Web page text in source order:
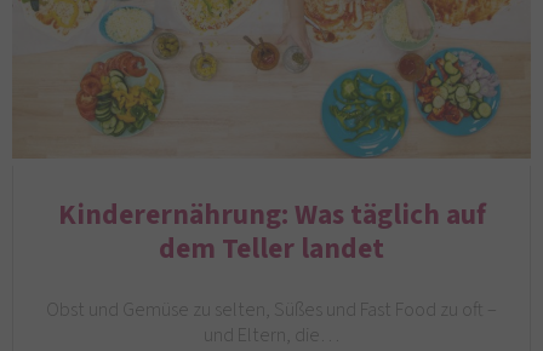
Kinderernährung: Was täglich auf
dem Teller landet
Obst und Gemüse zu selten, Süßes und Fast Food zu oft –
und Eltern, die…